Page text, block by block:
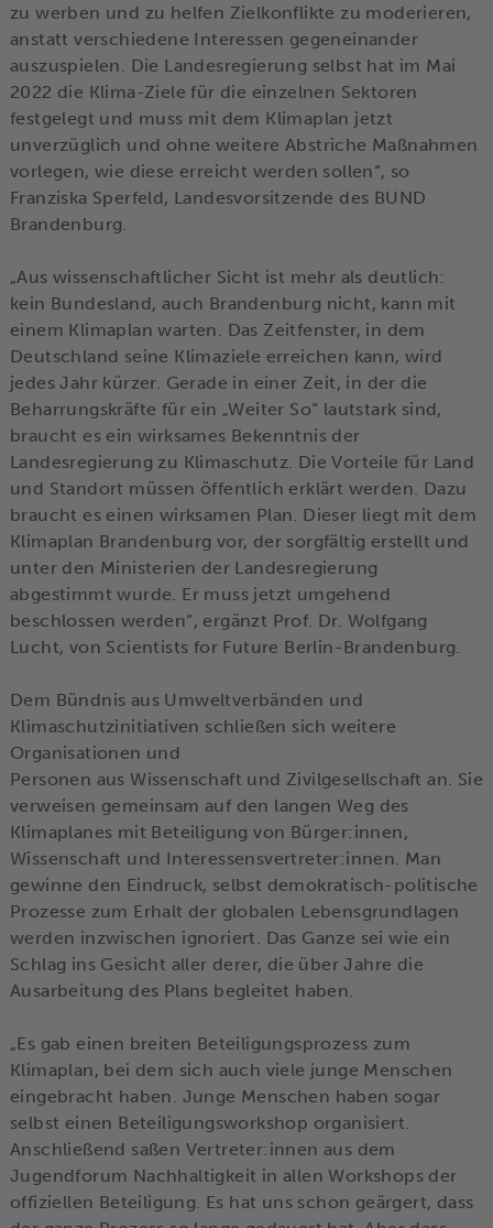
zu werben und zu helfen Zielkonflikte zu moderieren,
anstatt verschiedene Interessen gegeneinander
auszuspielen. Die Landesregierung selbst hat im Mai
2022 die Klima-Ziele für die einzelnen Sektoren
festgelegt und muss mit dem Klimaplan jetzt
unverzüglich und ohne weitere Abstriche Maßnahmen
vorlegen, wie diese erreicht werden sollen“, so
Franziska Sperfeld, Landesvorsitzende des BUND
Brandenburg.
„Aus wissenschaftlicher Sicht ist mehr als deutlich:
kein Bundesland, auch Brandenburg nicht, kann mit
einem Klimaplan warten. Das Zeitfenster, in dem
Deutschland seine Klimaziele erreichen kann, wird
jedes Jahr kürzer. Gerade in einer Zeit, in der die
Beharrungskräfte für ein „Weiter So“ lautstark sind,
braucht es ein wirksames Bekenntnis der
Landesregierung zu Klimaschutz. Die Vorteile für Land
und Standort müssen öffentlich erklärt werden. Dazu
braucht es einen wirksamen Plan. Dieser liegt mit dem
Klimaplan Brandenburg vor, der sorgfältig erstellt und
unter den Ministerien der Landesregierung
abgestimmt wurde. Er muss jetzt umgehend
beschlossen werden“, ergänzt Prof. Dr. Wolfgang
Lucht, von Scientists for Future Berlin-Brandenburg.
Dem Bündnis aus Umweltverbänden und
Klimaschutzinitiativen schließen sich weitere
Organisationen und
Personen aus Wissenschaft und Zivilgesellschaft an. Sie
verweisen gemeinsam auf den langen Weg des
Klimaplanes mit Beteiligung von Bürger:innen,
Wissenschaft und Interessensvertreter:innen. Man
gewinne den Eindruck, selbst demokratisch-politische
Prozesse zum Erhalt der globalen Lebensgrundlagen
werden inzwischen ignoriert. Das Ganze sei wie ein
Schlag ins Gesicht aller derer, die über Jahre die
Ausarbeitung des Plans begleitet haben.
„Es gab einen breiten Beteiligungsprozess zum
Klimaplan, bei dem sich auch viele junge Menschen
eingebracht haben. Junge Menschen haben sogar
selbst einen Beteiligungsworkshop organisiert.
Anschließend saßen Vertreter:innen aus dem
Jugendforum Nachhaltigkeit in allen Workshops der
offiziellen Beteiligung. Es hat uns schon geärgert, dass